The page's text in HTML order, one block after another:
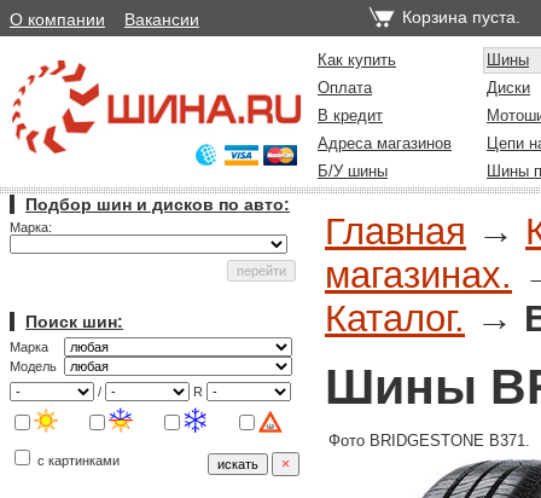
О компании Вакансии Корзина пуста.
Как купить
Шины
Оплата
Диски
В кредит
Адреса магазинов
Цепи
Б/У шины
Шины
Подбор шин и дисков по авто:
Марка:
Поиск шин:
Марка
Модель
/
R
с картинками
Главная →
магазинах.
Каталог. →
Шины
Фото BRIDGESTONE B371.